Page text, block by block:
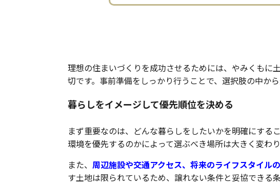
理想の住まいづくりを成功させるためには、やみくもに
切です。事前準備をしっかり行うことで、選択肢の中か
暮らしをイメージして優先順位を決める
まず重要なのは、どんな暮らしをしたいかを明確にする
環境を優先するのかによって選ぶべき場所は大きく変わり
また、 周辺施設や交通アクセス、将来のライフスタイル
す土地は限られているため、譲れない条件と妥協できる